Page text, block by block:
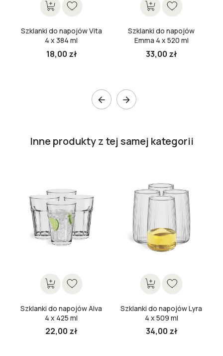
Szklanki do napojów Vita
4 x 384 ml
18,00 zł
Szklanki do napojów
Emma 4 x 520 ml
33,00 zł
 
Inne produkty z tej samej kategorii
Szklanki do napojów Alva
4 x 425 ml
22,00 zł
Szklanki do napojów Lyra
4 x 509 ml
34,00 zł